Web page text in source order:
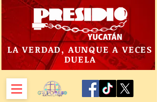
LA VERDAD, AUNQUE A VECES
DUELA